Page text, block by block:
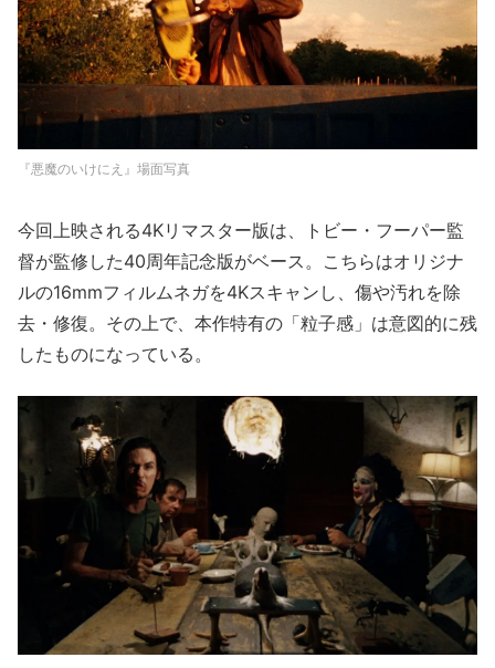
『悪魔のいけにえ』場面写真
今回上映される4Kリマスター版は、トビー・フーパー監
督が監修した40周年記念版がベース。こちらはオリジナ
ルの16mmフィルムネガを4Kスキャンし、傷や汚れを除
去・修復。その上で、本作特有の「粒子感」は意図的に残
したものになっている。